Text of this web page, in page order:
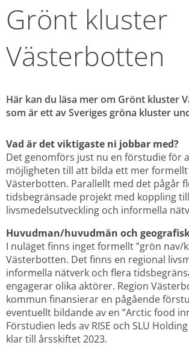
Grönt kluster
Västerbotten
Här kan du läsa mer om Grönt kluster
som är ett av Sveriges gröna kluster
Vad är det viktigaste ni jobbar med?
Det genomförs just nu en förstudie för
möjligheten till att bilda ett mer
Västerbotten. Parallellt med det pågår
tidsbegränsade projekt med koppling
livsmedelsutveckling och informella
Huvudman/huvudmän och
I nuläget finns inget formellt ”grön nav/
Västerbotten. Det finns en regional
informella nätverk och flera
engagerar olika aktörer. Region
kommun finansierar en pågående
eventuellt bildande av en ”Arctic food
Förstudien leds av RISE och SLU
klar till årsskiftet 2023.